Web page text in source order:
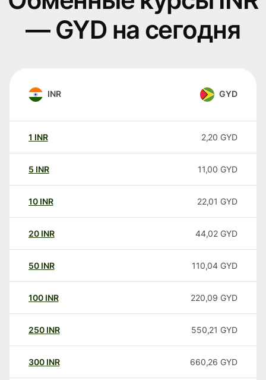
— GYD на сегодня
INR GYD
1 INR 2,20 GYD
5 INR 11,00 GYD
10 INR 22,01 GYD
20 INR 44,02 GYD
50 INR 110,04 GYD
100 INR 220,09 GYD
250 INR 550,21 GYD
300 INR 660,26 GYD